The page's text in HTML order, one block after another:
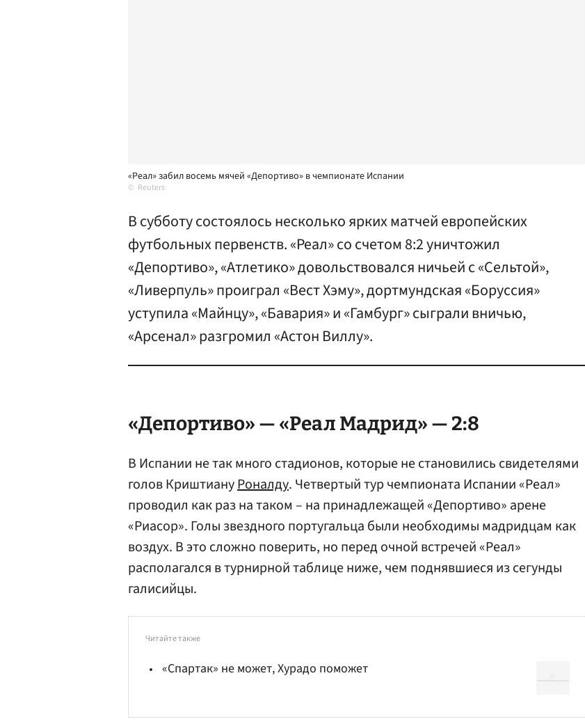
«Реал» забил восемь мячей «Депортиво» в чемпионате Испании
Reuters
В субботу состоялось несколько ярких матчей европейских
футбольных первенств. «Реал» со счетом 8:2 уничтожил
«Депортиво», «Атлетико» довольствовался ничьей с «Сельтой»,
«Ливерпуль» проиграл «Вест Хэму», дортмундская «Боруссия»
уступила «Майнцу», «Бавария» и «Гамбург» сыграли вничью,
«Арсенал» разгромил «Астон Виллу».
«Депортиво» — «Реал Мадрид» — 2:8
В Испании не так много стадионов, которые не становились свидетелями
голов КриштиануРоналду. Четвертый тур чемпионата Испании «Реал»
проводил как раз на таком – на принадлежащей «Депортиво» арене
«Риасор». Голы звездного португальца были необходимы мадридцам как
воздух. В это сложно поверить, но перед очной встречей «Реал»
располагался в турнирной таблице ниже, чем поднявшиеся из сегунды
галисийцы.
Читайте также
«Спартак» не может, Хурадо поможет